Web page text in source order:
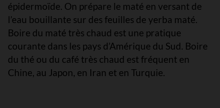
épidermoïde. On prépare le maté en versant de
l’eau bouillante sur des feuilles de yerba maté.
Boire du maté très chaud est une pratique
courante dans les pays d’Amérique du Sud. Boire
du thé ou du café très chaud est fréquent en
Chine, au Japon, en Iran et en Turquie.